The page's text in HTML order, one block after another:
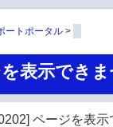
ートポータル
表示でき
ページを表